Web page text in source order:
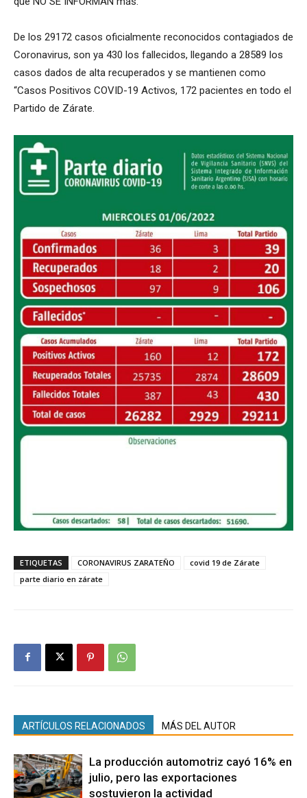
De los 29172 casos oficialmente reconocidos contagiados de
Coronavirus, son ya 430 los fallecidos, llegando a 28589 los
casos dados de alta recuperados y se mantienen como
“Casos Positivos COVID-19 Activos, 172 pacientes en todo el
Partido de Zárate.
ETIQUETAS CORONAVIRUS ZARATEÑO
covid 19 de Zárate
parte diario en zárate
ARTÍCULOS RELACIONADOS MÁS DEL AUTOR
La producción automotriz cayó 16% en
julio, pero las exportaciones
sostuvieron la actividad